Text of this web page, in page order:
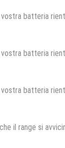
batteria
batteria
batteria
il range si